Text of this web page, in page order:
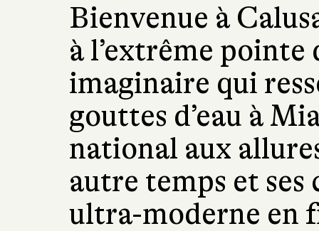
Bienvenue à
à l’extrême
imaginaire qui
gouttes d’eau à
national aux
autre temps et
ultra-moderne en